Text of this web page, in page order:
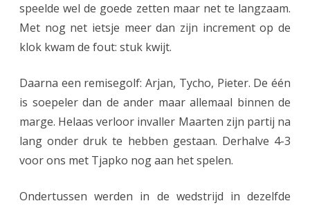
speelde wel de goede zetten maar net te langzaam.
Met nog net ietsje meer dan zijn increment op de
klok kwam de fout: stuk kwijt.
Daarna een remisegolf: Arjan, Tycho, Pieter. De één
is soepeler dan de ander maar allemaal binnen de
marge. Helaas verloor invaller Maarten zijn partij na
lang onder druk te hebben gestaan. Derhalve 4-3
voor ons met Tjapko nog aan het spelen.
Ondertussen werden in de wedstrijd in dezelfde